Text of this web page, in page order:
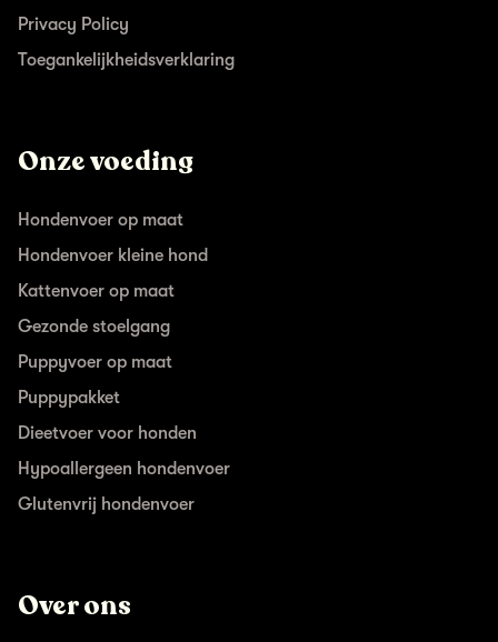
Privacy Policy
Toegankelijkheidsverklaring
Onze voeding
Hondenvoer op maat
Hondenvoer kleine hond
Kattenvoer op maat
Gezonde stoelgang
Puppyvoer op maat
Puppypakket
Dieetvoer voor honden
Hypoallergeen hondenvoer
Glutenvrij hondenvoer
Over ons